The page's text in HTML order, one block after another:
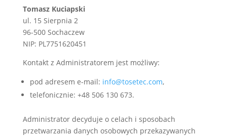
Tomasz Kuciapski
ul. 15 Sierpnia 2
96-500 Sochaczew
NIP: PL7751620451
Kontakt z Administratorem jest możliwy:
pod adresem e-mail: info@tosetec.com,
telefonicznie: +48 506 130 673.
Administrator decyduje o celach i sposobach
przetwarzania danych osobowych przekazywanych